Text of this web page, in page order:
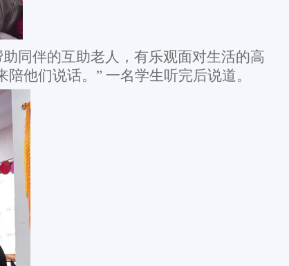
同伴的互助老人，有乐观面对生活的高
他们说话。” 一名学生听完后说道。